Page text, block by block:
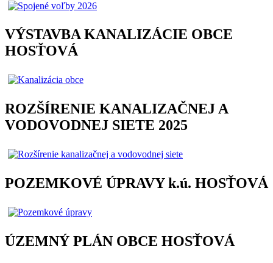
VÝSTAVBA KANALIZÁCIE OBCE
HOSŤOVÁ
ROZŠÍRENIE KANALIZAČNEJ A
VODOVODNEJ SIETE 2025
POZEMKOVÉ ÚPRAVY k.ú. HOSŤOVÁ
ÚZEMNÝ PLÁN OBCE HOSŤOVÁ